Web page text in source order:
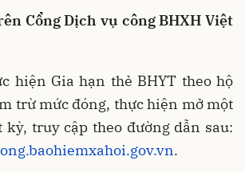
Cổng Dịch vụ công BHXH Việt
hiện Gia hạn thẻ BHYT theo hộ
trừ mức đóng, thực hiện mở một
truy cập theo đường dẫn sau:
.